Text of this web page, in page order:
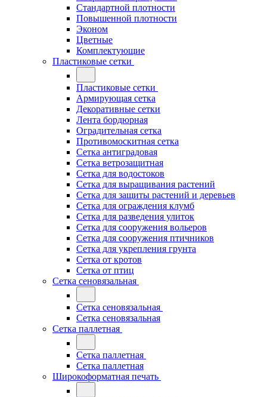
Стандартной плотности
Повышенной плотности
Эконом
Цветные
Комплектующие
Пластиковые сетки
Пластиковые сетки
Армирующая сетка
Декоративные сетки
Лента бордюрная
Оградительная сетка
Противомоскитная сетка
Сетка антиградовая
Сетка ветрозащитная
Сетка для водостоков
Сетка для выращивания растений
Сетка для защиты растений и деревьев
Сетка для ограждения клумб
Сетка для разведения улиток
Сетка для сооружения вольеров
Сетка для сооружения птичников
Сетка для укрепления грунта
Сетка от кротов
Сетка от птиц
Сетка сеновязальная
Сетка сеновязальная
Сетка сеновязальная
Сетка паллетная
Сетка паллетная
Сетка паллетная
Широкоформатная печать